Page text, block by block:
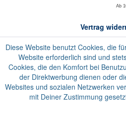
Ab
Vertrag
Diese Website benutzt Cookies, die
Website erforderlich sind und
Cookies, die den Komfort bei
der Direktwerbung dienen oder
Websites und sozialen Netzwerken
mit Deiner Zustimmung